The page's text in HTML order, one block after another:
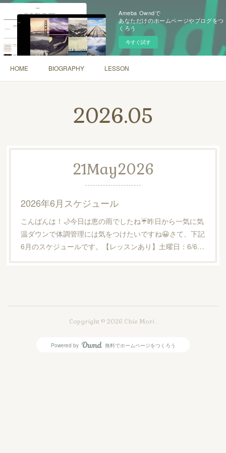
Ameba Owndで
あなただけのホームページやブログをつ
くろう
今すぐ試す
HOME BIOGRAPHY LESSON
2026.05
21May2026
2026年6月スケジュール
こんばんは！🌙今日は恵の雨でしたね☔️昨日から一気に気
温ダウンで体調管理には気をつけたいですね😀さて、下記
6月のスケジュールです。【レッスンあり】土曜日：6/6…
Copyright © 2026 Chie Mori.
Powered by AmebaOwnd
無料でホームページをつくろう